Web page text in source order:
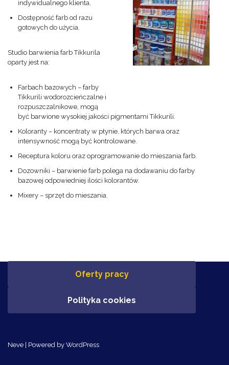
indywidualnego klienta,
Dostępność farb od razu
gotowych do użycia.
Studio barwienia farb Tikkurila
oparty jest na:
Farbach bazowych – farby
Tikkurili wodorozcieńczalne i
rozpuszczalnikowe, mogą
być barwione wysokiej jakości pigmentami Tikkurili.
Koloranty – koncentraty w płynie, których barwa oraz
intensywność mogą być kontrolowane.
Receptura koloru oraz oprogramowanie do mieszania farb.
Dozowniki – barwienie farb polega na dodawaniu do farby
bazowej odpowiedniej ilości kolorantów.
Mixery – sprzęt do mieszania.
Oferty pracy
Polityka cookies
Neve | Powered by WordPress